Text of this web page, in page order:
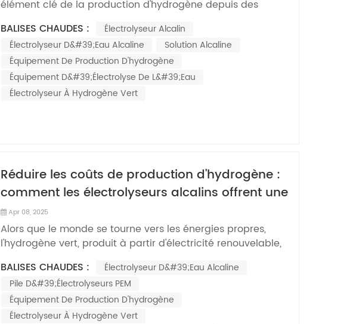
élément clé de la production d'hydrogène depuis des
décennies, offrant une méthode fiable et rentable
d'électrolyse de l'eau. Cependant, leur efficacité – définie
comme le rapport entre l'énergie consommée et
l'hydrogène p...
BALISES CHAUDES :
Électrolyseur Alcalin
Électrolyseur D&#39;eau Alcaline
Solution Alcaline
Équipement De Production D'hydrogène
Équipement D&#39;électrolyse De L&#39;eau
Électrolyseur À Hydrogène Vert
Réduire les coûts de production d'hydrogène :
comment les électrolyseurs alcalins offrent une
solution Introduction
Apr 08, 2025
Alors que le monde se tourne vers les énergies propres,
l'hydrogène vert, produit à partir d'électricité renouvelable,
s'impose comme un acteur clé de la décarbonation de
secteurs comme les transports, la sidérurgie et la chimie.
Cependant, les coûts de production élevés constituent un
o...
BALISES CHAUDES :
Électrolyseur D&#39;eau Alcaline
Pile D&#39;électrolyseurs PEM
Équipement De Production D'hydrogène
Électrolyseur À Hydrogène Vert